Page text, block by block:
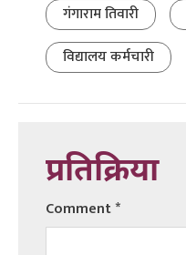
गंगाराम तिवारी
विद्यालय कर्मचारी
प्रतिक्रिया
Comment*